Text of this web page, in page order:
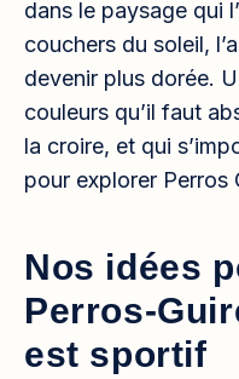
dans le paysage qui
couchers du soleil,
devenir plus dorée.
couleurs qu’il faut
la croire, et qui
pour explorer Perros
Nos idées
Perros-
est sportif